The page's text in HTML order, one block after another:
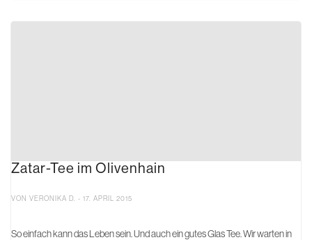
Zatar-Tee im Olivenhain
VON VERONIKA D. - 17. APRIL 2015
So einfach kann das Leben sein. Und auch ein gutes Glas Tee. Wir warten in